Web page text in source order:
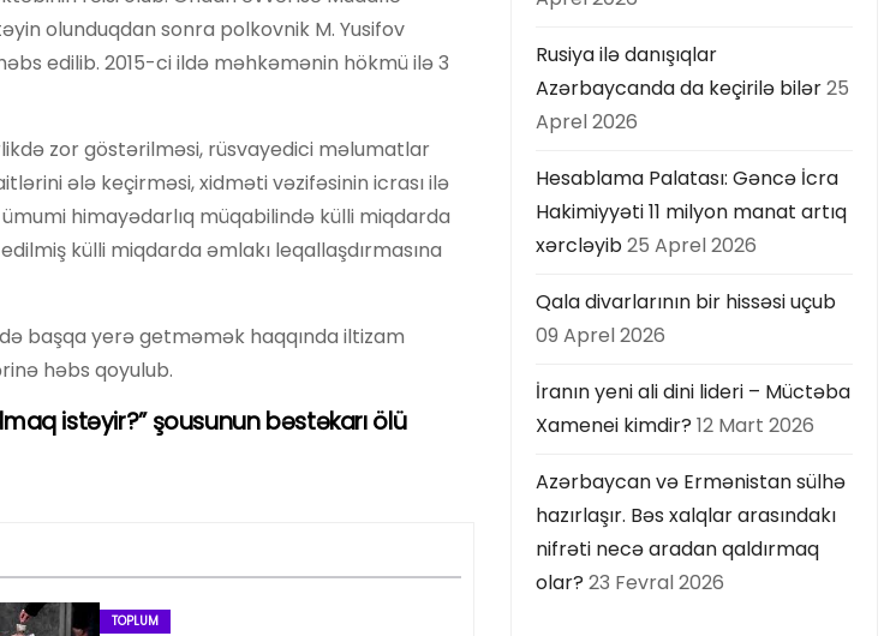
olunduqdan sonra polkovnik M. Yusifov
edilib. 2015-ci ildə məhkəmənin hökmü ilə 3
zor göstərilməsi, rüsvayedici məlumatlar
ələ keçirməsi, xidməti vəzifəsinin icrası ilə
himayədarlıq müqabilində külli miqdarda
külli miqdarda əmlakı leqallaşdırmasına
başqa yerə getməmək haqqında iltizam
həbs qoyulub.
istəyir?” şousunun bəstəkarı ölü
TOPLUM
Rusiya ilə danışıqlar
Azərbaycanda da keçirilə bilər25
Aprel 2026
Hesablama Palatası: Gəncə İcra
Hakimiyyəti 11 milyon manat artıq
xərcləyib25 Aprel 2026
Qala divarlarının bir hissəsi uçub
09 Aprel 2026
İranın yeni ali dini lideri – Müctəba
Xamenei kimdir? 12 Mart 2026
Azərbaycan və Ermənistan sülhə
hazırlaşır. Bəs xalqlar arasındakı
nifrəti necə aradan qaldırmaq
olar? 23 Fevral 2026